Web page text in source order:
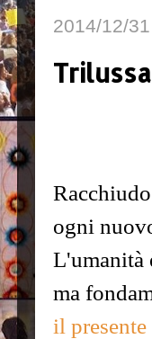
2014/12/31
ogni
L'umanità
ma
il